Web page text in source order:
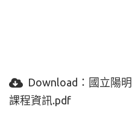
Download： 國立陽
課程資訊.pdf